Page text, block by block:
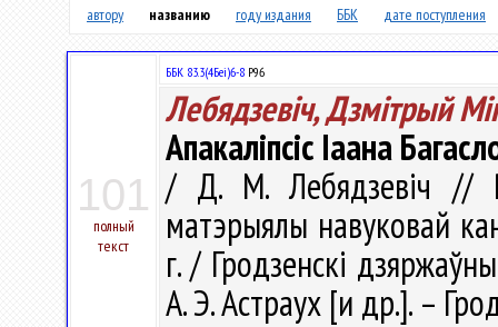
автору
названию году издания ББК дате поступления
101
полный
текст
ББК 83.3(4Беі)6-8 Р96
Лебядзевіч, Дзмітрый
Апакаліпсіс Іаана
/ Д. М. Лебядзевіч //
матэрыялы навуковай
г. / Гродзенскi
А. Э. Астраух [и др.]. –